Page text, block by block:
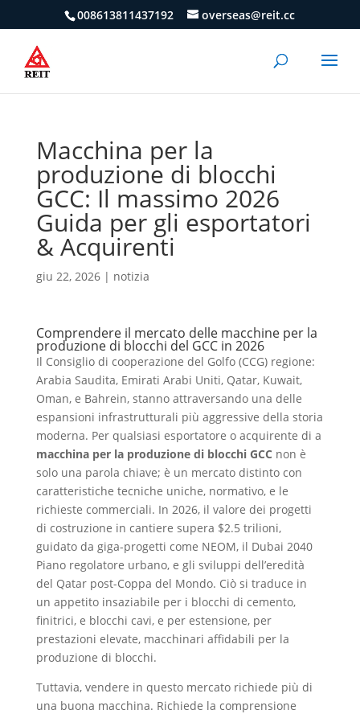
008613811437192 overseas@reit.cc
Macchina per la
produzione di blocchi
GCC: Il massimo 2026
Guida per gli esportatori
& Acquirenti
giu 22, 2026| notizia
Comprendere il mercato delle macchine per la
produzione di blocchi del GCC in 2026
Il Consiglio di cooperazione del Golfo (CCG) regione:
Arabia Saudita, Emirati Arabi Uniti, Qatar, Kuwait,
Oman, e Bahrein, stanno attraversando una delle
espansioni infrastrutturali più aggressive della storia
moderna. Per qualsiasi esportatore o acquirente di a
macchina per la produzione di blocchi GCC non è
solo una parola chiave; è un mercato distinto con
caratteristiche tecniche uniche, normativo, e le
richieste commerciali. In 2026, il valore dei progetti
di costruzione in cantiere supera $2.5 trilioni,
guidato da giga-progetti come NEOM, il Dubai 2040
Piano regolatore urbano, e gli sviluppi dell’eredità
del Qatar post-Coppa del Mondo. Ciò si traduce in
un appetito insaziabile per i blocchi di cemento,
finitrici, e blocchi cavi, e per estensione, per
prestazioni elevate, macchinari affidabili per la
produzione di blocchi.
Tuttavia, vendere in questo mercato richiede più di
una buona macchina. Richiede la comprensione